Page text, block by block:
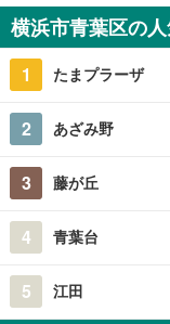
横浜市青葉区の
1 たまプラーザ
2 あざみ野
3 藤が丘
4 青葉台
5 江田